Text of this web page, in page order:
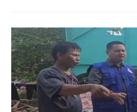
Hidup
Nikmat”